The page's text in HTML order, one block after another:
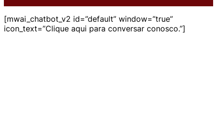
[mwai_chatbot_v2 id=”default” window=”true”
icon_text=”Clique aqui para conversar conosco.”]